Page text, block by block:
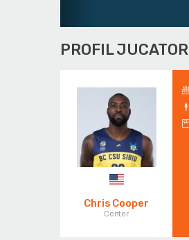
PROFIL JUCATOR
Chris Cooper
Center